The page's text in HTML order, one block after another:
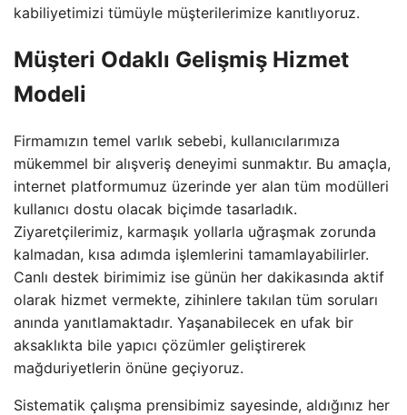
kabiliyetimizi tümüyle müşterilerimize kanıtlıyoruz.
Müşteri Odaklı Gelişmiş Hizmet
Modeli
Firmamızın temel varlık sebebi, kullanıcılarımıza
mükemmel bir alışveriş deneyimi sunmaktır. Bu amaçla,
internet platformumuz üzerinde yer alan tüm modülleri
kullanıcı dostu olacak biçimde tasarladık.
Ziyaretçilerimiz, karmaşık yollarla uğraşmak zorunda
kalmadan, kısa adımda işlemlerini tamamlayabilirler.
Canlı destek birimimiz ise günün her dakikasında aktif
olarak hizmet vermekte, zihinlere takılan tüm soruları
anında yanıtlamaktadır. Yaşanabilecek en ufak bir
aksaklıkta bile yapıcı çözümler geliştirerek
mağduriyetlerin önüne geçiyoruz.
Sistematik çalışma prensibimiz sayesinde, aldığınız her